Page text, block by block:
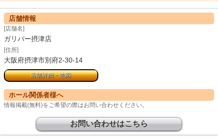
店舗情報
[店舗名]
ガリバー摂津店
[住所]
大阪府摂津市別府2-30-14
店舗詳細・地図
ホール関係者様へ
情報掲載(無料)をご希望の際はお問い合わせください。
お問い合わせはこちら